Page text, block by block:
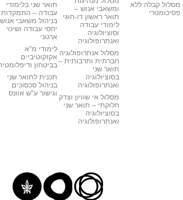
מסלול קבלה ללא
פסיכומטרי
ומשאבי אנוש –
תואר ראשון דו-חוגי
לימודי עבודה
וסוציולוגיה
ואנתרופולוגיה
מסלול אנתרופולוגיה
חברתית ותרבותית –
תואר שני
בסוציולוגיה
ואנתרופולוגיה
מסלול אי שוויון וצדק
חלוקתי – תואר שני
בסוציולוגיה
ואנתרופולוגיה
תואר שני בלימודי
עבודה – התמקדות
בניהול משאבי אנוש,
יחסי עבודה ושינוי
ארגוני
לימודי מ"א
אקזקוטיביים
בביטחון
תכנית לתואר שני
בניהול סכסוכים
וגישור ע"ש אוונס